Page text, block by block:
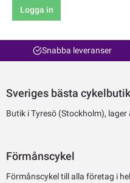
Logga in
Snabba leveranser
Sveriges bästa
Butik i Tyresö (Stockholm), lager
Förmånscykel
Förmånscykel till alla företag i